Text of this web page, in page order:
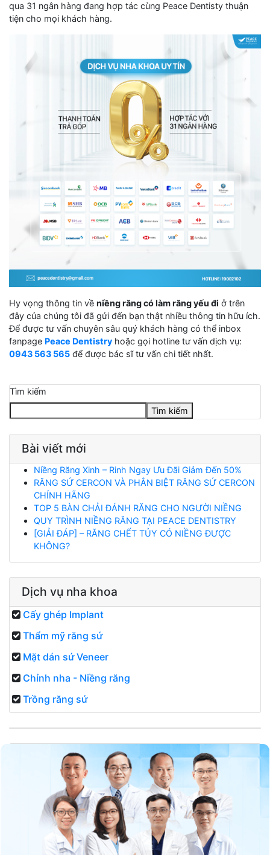
qua 31 ngân hàng đang hợp tác cùng Peace Dentisty thuận
tiện cho mọi khách hàng.
Hy vọng thông tin về niềng răng có làm răng yếu đi ở trên
đây của chúng tôi đã gửi đến bạn thật nhiều thông tin hữu ích.
Để được tư vấn chuyên sâu quý khách hàng có thể inbox
fanpage Peace Dentistry hoặc gọi hotline tư vấn dịch vụ:
0943 563 565 để được bác sĩ tư vấn chi tiết nhất.
Tìm kiếm
Tìm kiếm
Bài viết mới
Niềng Răng Xinh – Rinh Ngay Ưu Đãi Giảm Đến 50%
RĂNG SỨ CERCON VÀ PHÂN BIỆT RĂNG SỨ CERCON
CHÍNH HÃNG
TOP 5 BÀN CHẢI ĐÁNH RĂNG CHO NGƯỜI NIỀNG
QUY TRÌNH NIỀNG RĂNG TẠI PEACE DENTISTRY
[GIẢI ĐÁP] – RĂNG CHẾT TỦY CÓ NIỀNG ĐƯỢC
KHÔNG?
Dịch vụ nha khoa
Cấy ghép Implant
Thẩm mỹ răng sứ
Mặt dán sứ Veneer
Chỉnh nha - Niềng răng
Trồng răng sứ